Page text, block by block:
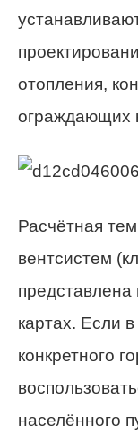
отопления,
ограждающих
Расчётная
вентсистем
представлена
картах. Если
конкретного
населённого